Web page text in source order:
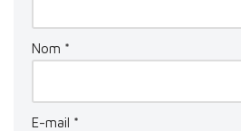
Nom *
E-mail *